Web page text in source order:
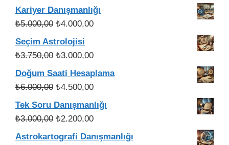
Kariyer Danışmanlığı
₺5.000,00 Orijinal
fiyat:
₺5.000,00.
₺4.000,00Şu
fiyat:
Seçim Astrolojisi
₺3.750,00 Orijinal
fiyat:
₺3.750,00.
₺3.000,00Şu
andaki
fiyat:
Doğum Saati Hesaplama
₺6.000,00 Orijinal
fiyat:
₺6.000,00.
₺4.500,00Şu
andaki
fiyat:
Tek Soru Danışmanlığı
₺3.000,00 Orijinal
fiyat:
₺2.200,00Şu
Astrokartografi Danışmanlığı